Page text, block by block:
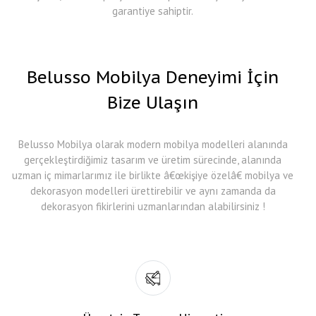
garantiye sahiptir.
Belusso Mobilya Deneyimi İçin
Bize Ulaşın
Belusso Mobilya olarak modern mobilya modelleri alanında
gerçekleştirdiğimiz tasarım ve üretim sürecinde, alanında
uzman iç mimarlarımız ile birlikte â€œkişiye özelâ€ mobilya ve
dekorasyon modelleri ürettirebilir ve aynı zamanda da
dekorasyon fikirlerini uzmanlarından alabilirsiniz !